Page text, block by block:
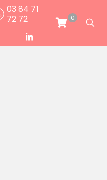
03 84 71
72 72
0